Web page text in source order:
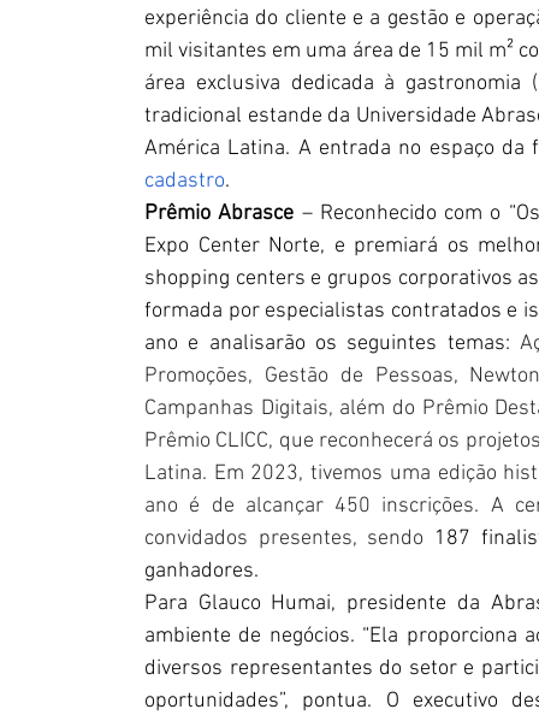
experiência do cliente e a gestão e
mil visitantes em uma área de 15 mil m²
área exclusiva dedicada à gastronomia
tradicional estande da Universidade
cadastro.
Prêmio Abrasce – Reconhecido com o
Expo Center Norte, e premiará os
shopping centers e grupos corporativos
formada por especialistas contratados e
ano e analisarão os seguintes temas:
Promoções, Gestão de Pessoas,
Campanhas Digitais, além do Prêmio
Prêmio CLICC, que reconhecerá os
Latina. Em 2023, tivemos uma edição
ano é de alcançar 450 inscrições. A
convidados presentes, sendo 187
ganhadores.
Para Glauco Humai, presidente da
ambiente de negócios. “Ela proporciona
diversos representantes do setor e
oportunidades”, pontua. O executivo